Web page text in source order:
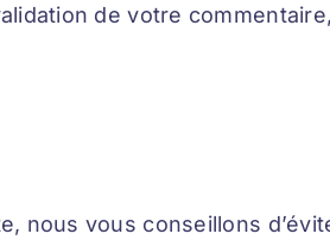
de votre
nous vous conseillons